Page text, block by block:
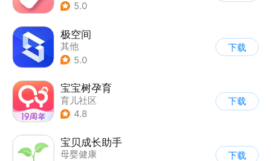
5.0
极空间
其他
5.0
下载
宝宝树孕育
育儿社区
4.8
下载
宝贝成长助手
母婴健康
下载